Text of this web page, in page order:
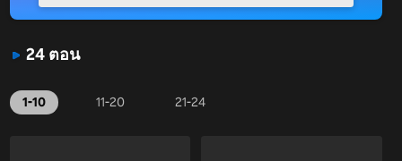
24 ตอน
1-10 11-20 21-24